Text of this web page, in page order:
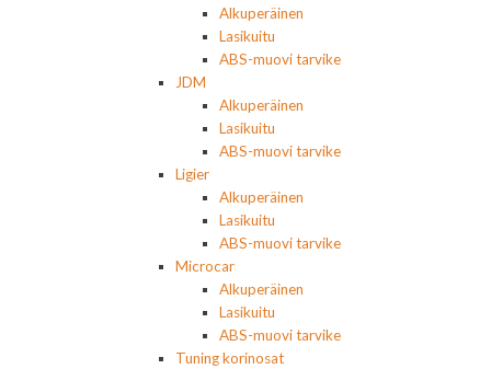
Alkuperäinen
Lasikuitu
ABS-muovi tarvike
JDM
Alkuperäinen
Lasikuitu
ABS-muovi tarvike
Ligier
Alkuperäinen
Lasikuitu
ABS-muovi tarvike
Microcar
Alkuperäinen
Lasikuitu
ABS-muovi tarvike
Tuning korinosat